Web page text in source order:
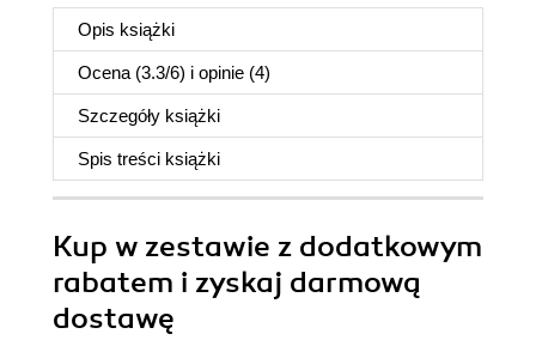
Opis książki
Ocena (3.3/6) i opinie (4)
Szczegóły książki
Spis treści książki
Kup w zestawie z dodatkowym
rabatem i zyskaj darmową
dostawę